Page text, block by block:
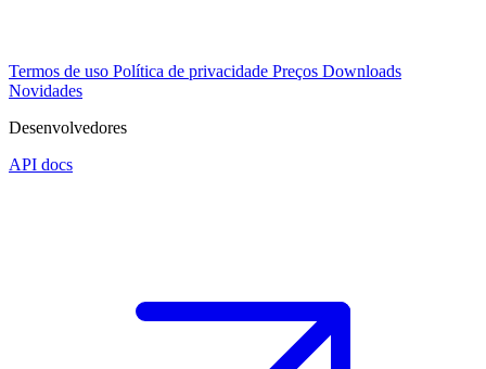
Termos de uso Política de privacidade Preços Downloads
Novidades
Desenvolvedores
API docs